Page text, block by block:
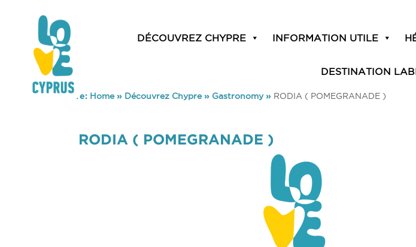
DÉCOUVREZ CHYPRE INFORMATION UTILE
DESTINATION
You are here: Home» Découvrez Chypre» Gastronomy» RODIA ( POMEGRANADE )
RODIA ( POMEGRANADE )